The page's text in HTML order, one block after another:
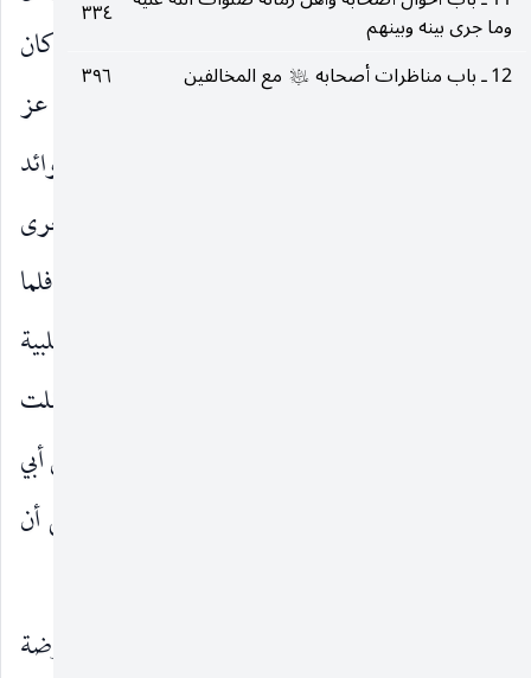
وما جرى بينه وبينهم
٣٣٤
12 ـ باب مناظرات أصحابه
عليه‌السلام مع المخالفين ٣٩٦
إحدى ثلاث خصال إما صائما وإما قائما وإما ذاكرا وكان
من عظماء العباد وأكابر الزهاد الذين يخشون الله عز
وجل وكان كثير الحديث طيب المجالسة كثير الفوائد
اخضر مرة واصفر أخرى
حتى ينكره من كان يعرفه ولقد حججت معه سنة فلما
استوت به راحلته عند الإحرام كان كلما هم بالتلبية
انقطع الصوت في حلقه وكاد أن يخر من راحلته ـ فقلت
قل يا ابن رسول الله ولا بد لك من أن تقول فقال يا ابن أبي
عامر كيف أجسر أن أقول لبيك اللهم لبيك وأخشى أن
المناقب لابن شهرآشوب من كتاب الروضة